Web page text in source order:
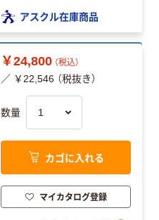
アスクル在庫商品
￥24,800 （税込）
／ ￥22,546 （税抜き）
数量
カゴに入れる
マイカタログ登録